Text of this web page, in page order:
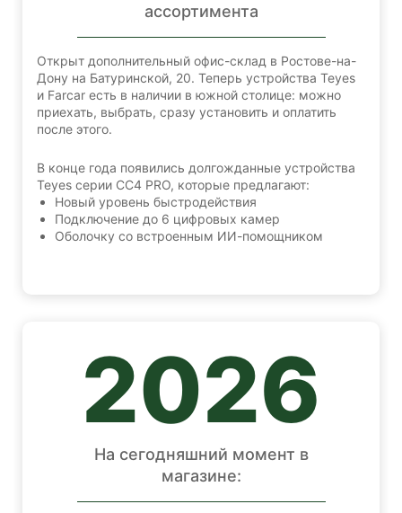
ассортимента
Открыт дополнительный офис-склад в Ростове-на-
Дону на Батуринской, 20. Теперь устройства Teyes
и Farcar есть в наличии в южной столице: можно
приехать, выбрать, сразу установить и оплатить
после этого.
В конце года появились долгожданные устройства
Teyes серии CC4 PRO, которые предлагают:
Новый уровень быстродействия
Подключение до 6 цифровых камер
Оболочку со встроенным ИИ-помощником
2026
На сегодняшний момент в
магазине: